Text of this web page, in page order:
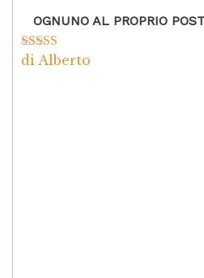
OGNUNO AL PROPRIO
Valutato5su
di Alberto